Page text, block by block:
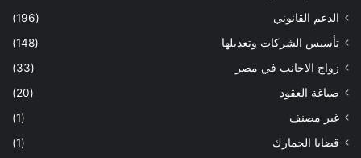
الدعم القانوني
(196)
تأسيس الشركات وتعديلها
(148)
زواج الاجانب في مصر
(33)
صياغة العقود
(20)
غير مصنف
(1)
قضايا الجمارك
(1)